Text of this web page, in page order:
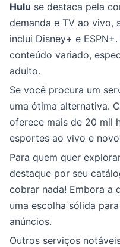
Hulu se destaca pela
demanda e TV ao vivo,
inclui Disney+ e
conteúdo variado,
adulto.
Se você procura um
uma ótima alternativa.
oferece mais de 20 mil
esportes ao vivo e
Para quem quer
destaque por seu
cobrar nada! Embora a
uma escolha sólida
anúncios.
Outros serviços